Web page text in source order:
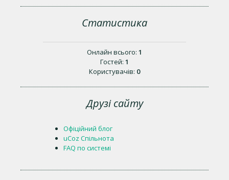
Статистика
Онлайн всього: 1
Гостей: 1
Користувачів: 0
Друзі сайту
Офіційний блог
uCoz Спільнота
FAQ по системі